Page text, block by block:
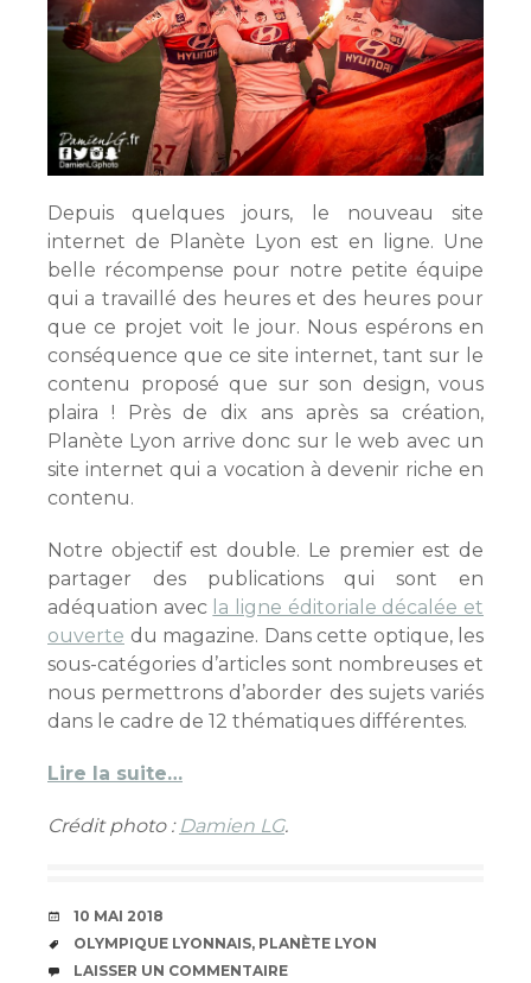
Depuis quelques jours, le nouveau site
internet de Planète Lyon est en ligne. Une
belle récompense pour notre petite équipe
qui a travaillé des heures et des heures pour
que ce projet voit le jour. Nous espérons en
conséquence que ce site internet, tant sur le
contenu proposé que sur son design, vous
plaira ! Près de dix ans après sa création,
Planète Lyon arrive donc sur le web avec un
site internet qui a vocation à devenir riche en
contenu.
Notre objectif est double. Le premier est de
partager des publications qui sont en
adéquation avec la ligne éditoriale décalée et
ouverte du magazine. Dans cette optique, les
sous-catégories d’articles sont nombreuses et
nous permettrons d’aborder des sujets variés
dans le cadre de 12 thématiques différentes.
Lire la suite…
Crédit photo : Damien LG.
DATE
10 MAI 2018
ÉTIQUETTES
OLYMPIQUE LYONNAIS, PLANÈTE LYON
COMMENTAIRES
LAISSER UN COMMENTAIRE